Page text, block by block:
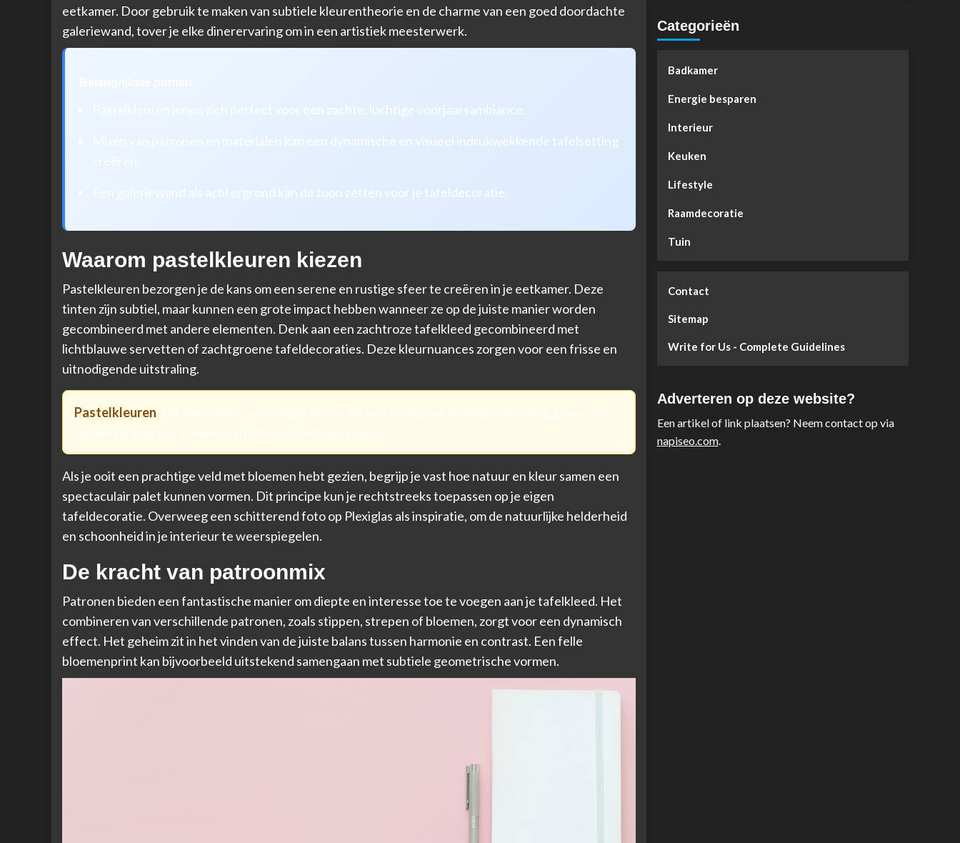
eetkamer. Door gebruik te maken van subtiele kleurentheorie en de charme van een goed doordachte
galeriewand, tover je elke dinerervaring om in een artistiek meesterwerk.
Pastelkleuren lenen zich perfect voor een zachte, luchtige voorjaarsambiance.
Mixen van patronen en materialen kan een dynamische en visueel indrukwekkende tafelsetting
Een galeriewand als achtergrond kan de toon zetten voor je tafeldecoratie.
Waarom pastelkleuren kiezen
Pastelkleuren bezorgen je de kans om een serene en rustige sfeer te creëren in je eetkamer. Deze
tinten zijn subtiel, maar kunnen een grote impact hebben wanneer ze op de juiste manier worden
gecombineerd met andere elementen. Denk aan een zachtroze tafelkleed gecombineerd met
lichtblauwe servetten of zachtgroene tafeldecoraties. Deze kleurnuances zorgen voor een frisse en
uitnodigende uitstraling.
Pastelkleuren
Als je ooit een prachtige veld met bloemen hebt gezien, begrijp je vast hoe natuur en kleur samen een
spectaculair palet kunnen vormen. Dit principe kun je rechtstreeks toepassen op je eigen
tafeldecoratie. Overweegeen schitterend foto op Plexiglas als inspiratie, om de natuurlijke helderheid
en schoonheid in je interieur te weerspiegelen.
De kracht van patroonmix
Patronen bieden een fantastische manier om diepte en interesse toe te voegen aan je tafelkleed. Het
combineren van verschillende patronen, zoals stippen, strepen of bloemen, zorgt voor een dynamisch
effect. Het geheim zit in het vinden van de juiste balans tussen harmonie en contrast. Een felle
bloemenprint kan bijvoorbeeld uitstekend samengaan met subtiele geometrische vormen.
Categorieën
Badkamer
Energie besparen
Interieur
Keuken
Lifestyle
Raamdecoratie
Tuin
Contact
Sitemap
Write for Us - Complete Guidelines
Adverteren op deze website?
Een artikel of link plaatsen? Neem contact op via
napiseo.com.